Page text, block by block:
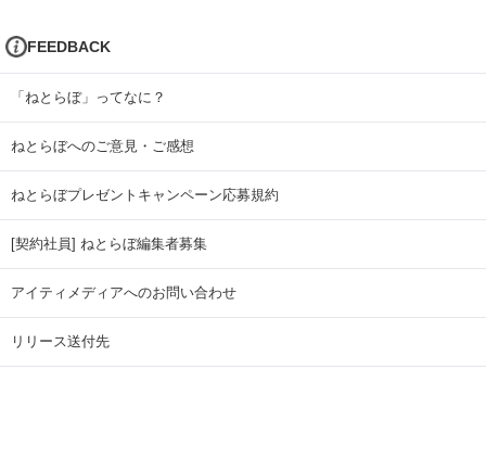
FEEDBACK
「ねとらぼ」ってなに？
ねとらぼへのご意見・ご感想
ねとらぼプレゼントキャンペーン応募規約
[契約社員] ねとらぼ編集者募集
アイティメディアへのお問い合わせ
リリース送付先